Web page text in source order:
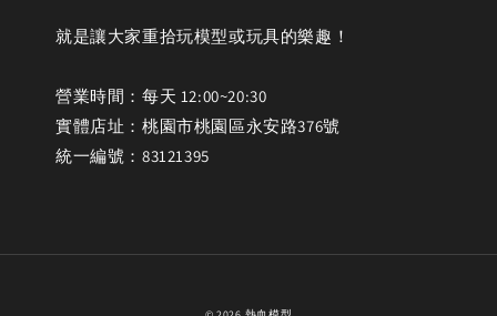
就是讓大家重拾玩模型或玩具的樂趣！
營業時間：每天 12:00~20:30
實體店址：桃園市桃園區永安路376號
統一編號：83121395